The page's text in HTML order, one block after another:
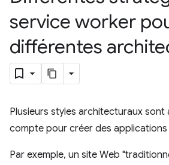
service worker
différentes
Plusieurs styles architecturaux sont
compte pour créer des applications
Par exemple, un site Web